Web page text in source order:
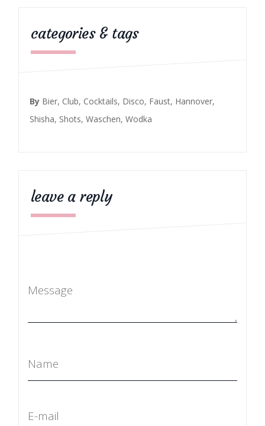
categories & tags
By Bier, Club, Cocktails, Disco, Faust, Hannover,
Shisha, Shots, Waschen, Wodka
leave a reply